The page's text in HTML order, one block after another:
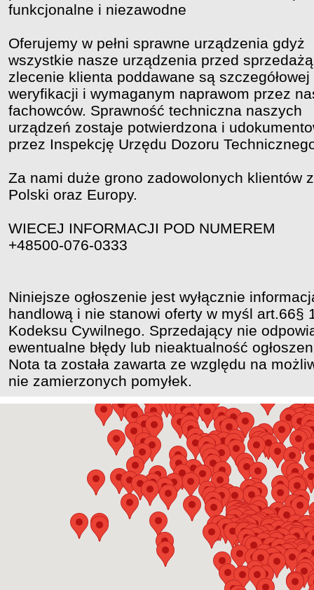
funkcjonalne i niezawodne
Oferujemy w pełni sprawne urządzenia gdyż
wszystkie nasze urządzenia przed
zlecenie klienta poddawane są szczegółowej
weryfikacji i wymaganym naprawom przez
fachowców. Sprawność techniczna naszych
urządzeń zostaje potwierdzona i
przez Inspekcję Urzędu Dozoru
Za nami duże grono zadowolonych klientów z
Polski oraz Europy.
WIECEJ INFORMACJI POD NUMEREM
+48500-076-0333
Niniejsze ogłoszenie jest wyłącznie
handlową i nie stanowi oferty w myśl art.66§
Kodeksu Cywilnego. Sprzedający nie
ewentualne błędy lub nieaktualność
Nota ta została zawarta ze względu na
nie zamierzonych pomyłek.